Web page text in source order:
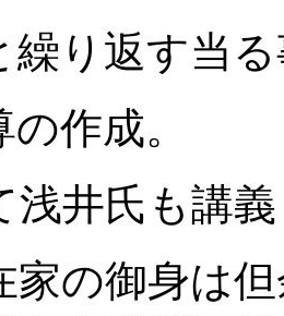
り返す当る
作成。
井氏も講義
家の御身は